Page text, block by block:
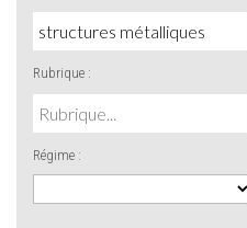
Rubrique :
Régime :